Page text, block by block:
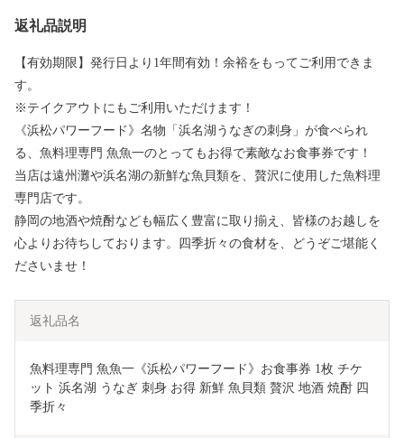
返礼品説明
【有効期限】発行日より1年間有効！余裕をもってご利用できま
す。
※テイクアウトにもご利用いただけます！
《浜松パワーフード》名物「浜名湖うなぎの刺身」が食べられ
る、魚料理専門 魚魚一のとってもお得で素敵なお食事券です！
当店は遠州灘や浜名湖の新鮮な魚貝類を、贅沢に使用した魚料理
専門店です。
静岡の地酒や焼酎なども幅広く豊富に取り揃え、皆様のお越しを
心よりお待ちしております。四季折々の食材を、どうぞご堪能く
ださいませ！
返礼品名
魚料理専門 魚魚一《浜松パワーフード》お食事券 1枚 チケ
ット 浜名湖 うなぎ 刺身 お得 新鮮 魚貝類 贅沢 地酒 焼酎 四
季折々